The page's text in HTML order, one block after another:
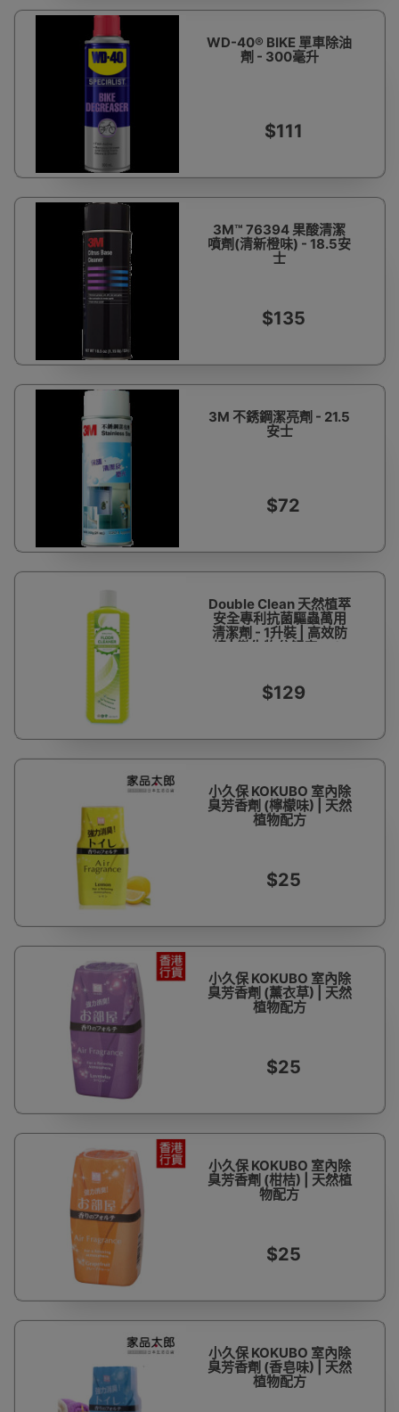
WD-40® BIKE 單車除油
劑 - 300毫升
$111
3M™ 76394 果酸清潔
噴劑(清新橙味) - 18.5安
士
$135
3M 不銹鋼潔亮劑 - 21.5
安士
$72
Double Clean 天然植萃
安全專利抗菌驅蟲萬用
清潔劑 - 1升裝 | 高效防
蟑 | 微生物分解度97%
$129
小久保 KOKUBO 室內除
臭芳香劑 (檸檬味) | 天然
植物配方
$25
小久保 KOKUBO 室內除
臭芳香劑 (薰衣草) | 天然
植物配方
$25
小久保 KOKUBO 室內除
臭芳香劑 (柑桔) | 天然植
物配方
$25
小久保 KOKUBO 室內除
臭芳香劑 (香皂味) | 天然
植物配方